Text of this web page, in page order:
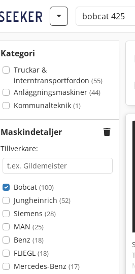
Kategori
Truckar &
interntransportfordon (55)
Anläggningsmaskiner (44)
Kommunalteknik (1)
Maskindetaljer
Tillverkare:
Bobcat (100)
Jungheinrich (52)
Siemens (28)
MAN (25)
Benz (18)
FLIEGL (18)
Mercedes-Benz (17)